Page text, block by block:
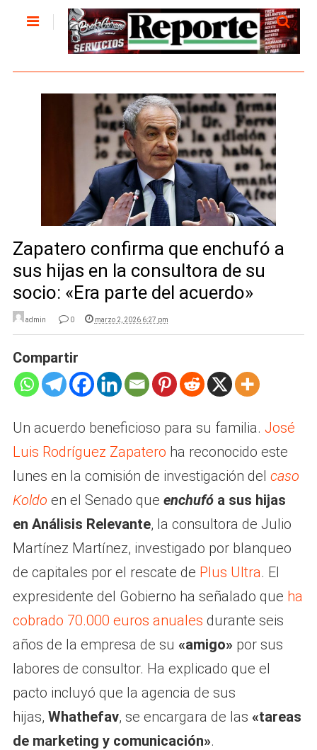
Zapatero confirma que enchufó a
sus hijas en la consultora de su
socio: «Era parte del acuerdo»
admin 0 marzo 2, 2026 6:27 pm
Compartir
Un acuerdo beneficioso para su familia. José
Luis Rodríguez Zapatero ha reconocido este
lunes en la comisión de investigación del caso
Koldo en el Senado que enchufóa sus hijas
en Análisis Relevante, la consultora de Julio
Martínez Martínez, investigado por blanqueo
de capitales por el rescate de Plus Ultra. El
expresidente del Gobierno ha señalado que ha
cobrado 70.000 euros anuales durante seis
años de la empresa de su «amigo» por sus
labores de consultor. Ha explicado que el
pacto incluyó que la agencia de sus
hijas, Whathefav, se encargara de las «tareas
de marketing y comunicación».